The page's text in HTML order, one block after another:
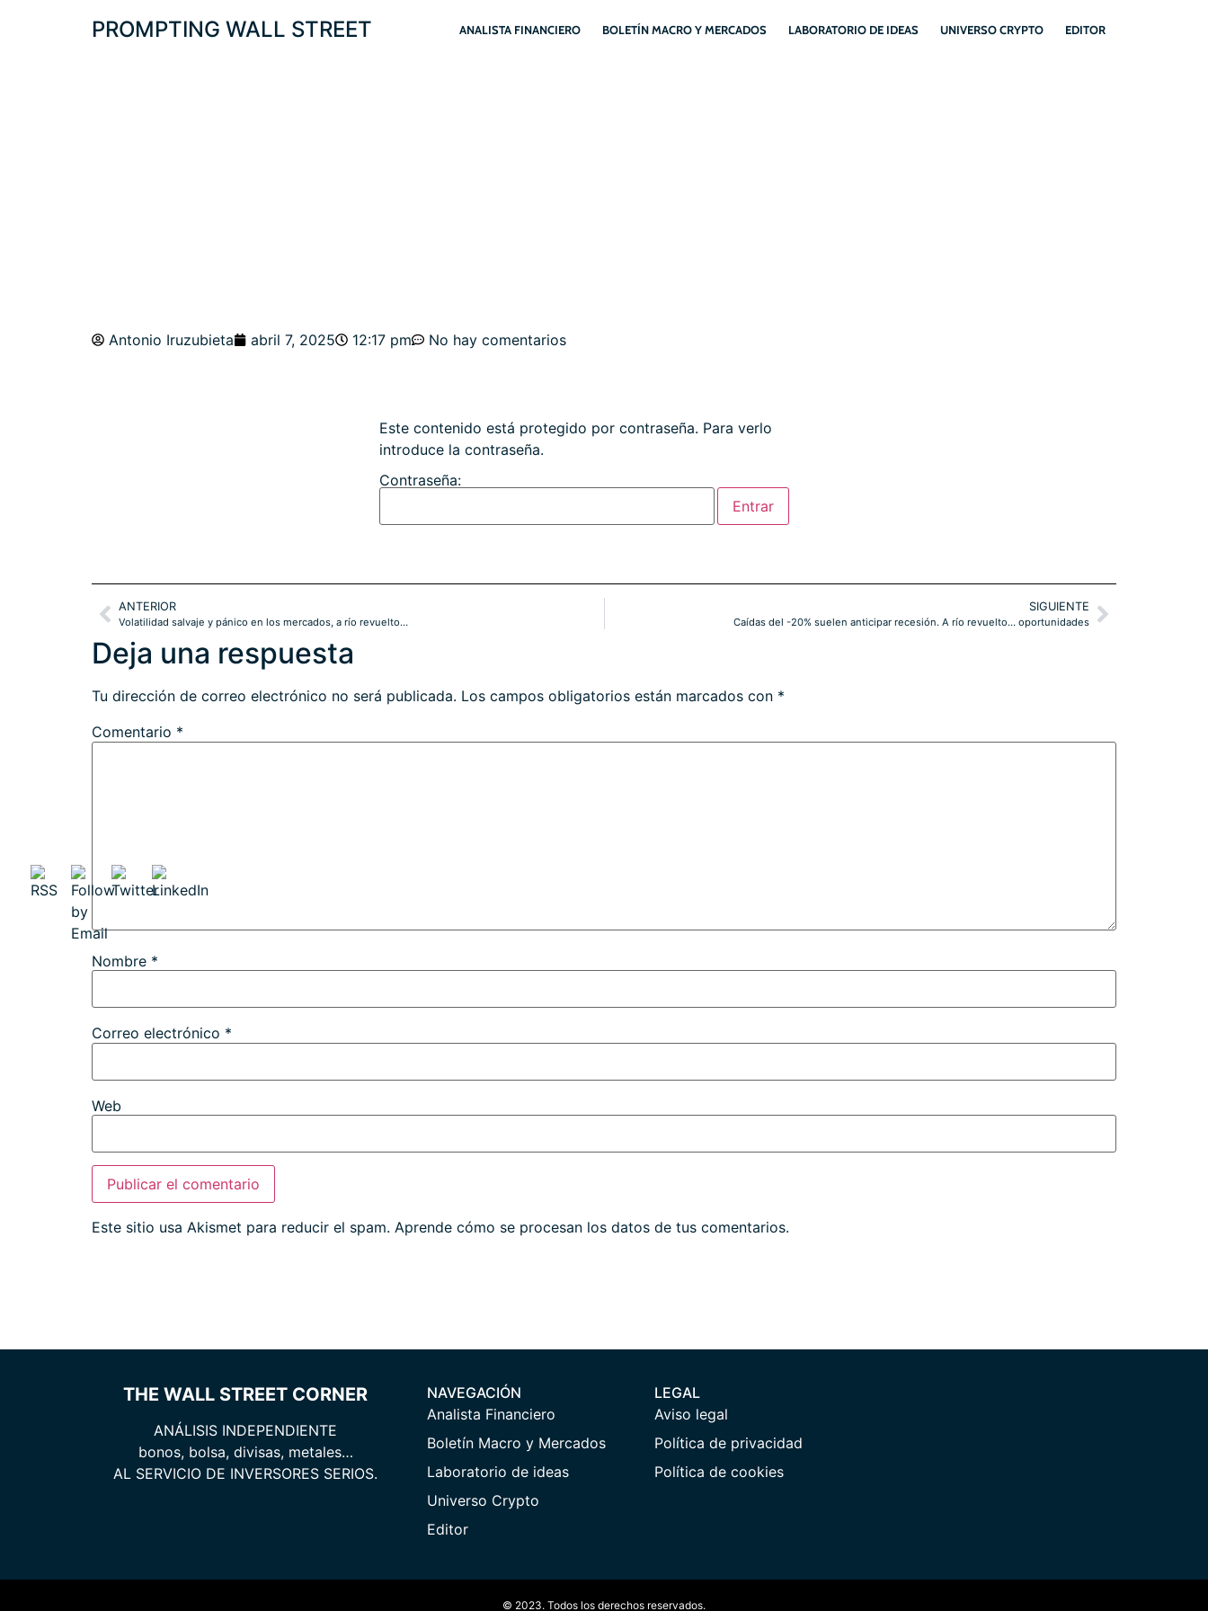
PROMPTING WALL STREET ANALISTA FINANCIERO BOLETÍN MACRO Y MERCADOS LABORATORIO DE IDEAS UNIVERSO CRYPTO EDITOR
Antonio Iruzubieta abril 7, 2025 12:17 pm No hay comentarios
Este contenido está protegido por contraseña. Para verlo
introduce la contraseña.
Contraseña:
ANTERIOR
Volatilidad salvaje y pánico en los mercados, a río revuelto…
SIGUIENTE
Caídas del -20% suelen anticipar recesión. A río revuelto… oportunidades
Deja una respuesta
Tu dirección de correo electrónico no será publicada. Los campos obligatorios están marcados con *
Comentario *
Nombre *
Correo electrónico *
Web
Este sitio usa Akismet para reducir el spam. Aprende cómo se procesan los datos de tus comentarios.
THE WALL STREET CORNER
ANÁLISIS INDEPENDIENTE
bonos, bolsa, divisas, metales…
AL SERVICIO DE INVERSORES SERIOS.
NAVEGACIÓN
Analista Financiero
Boletín Macro y Mercados
Laboratorio de ideas
Universo Crypto
Editor
LEGAL
Aviso legal
Política de privacidad
Política de cookies
© 2023. Todos los derechos reservados.